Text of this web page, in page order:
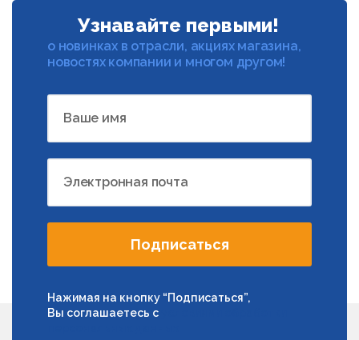
Узнавайте первыми!
о новинках в отрасли, акциях магазина,
новостях компании и многом другом!
Ваше имя
Электронная почта
Подписаться
Нажимая на кнопку “Подписаться”,
Вы соглашаетесь с